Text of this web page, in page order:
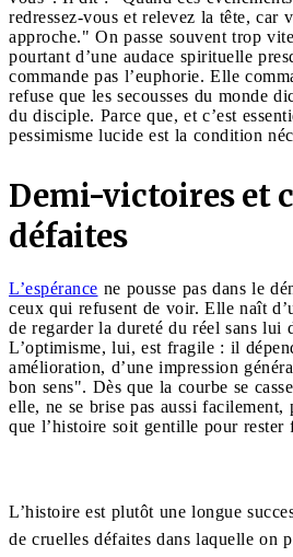
redressez-vous et relevez la tête, car
approche." On passe souvent trop
pourtant d’une audace spirituelle
commande pas l’euphorie. Elle
refuse que les secousses du monde
du disciple. Parce que, et c’est
pessimisme lucide est la condition
Demi-victoires et
défaites
L’espérance ne pousse pas dans le
ceux qui refusent de voir. Elle naît
de regarder la dureté du réel sans lui
L’optimisme, lui, est fragile : il
amélioration, d’une impression
bon sens". Dès que la courbe se
elle, ne se brise pas aussi facilement,
que l’histoire soit gentille pour rester
L’histoire est plutôt une longue
de cruelles défaites dans laquelle on